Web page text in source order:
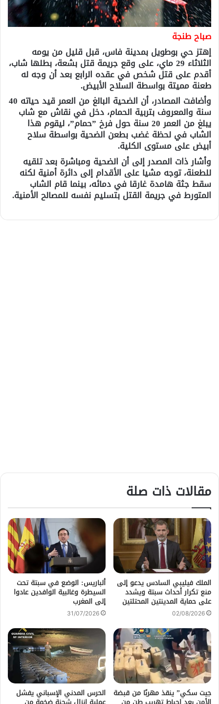
صباح طنجة
إهتز حي بوطويل بمدينة فاس، قبل قليل من يومه
الثلاثاء 29 ماي، على وقع جريمة قتل بشعة، بطلها شاب،
أقدم على قتل شخص في عقده الرابع بعد أن وجه له
طعنة مميتة بواسطة السلاح الأبيض.
وأضافت المصادر، أن الضحية البالغ من العمر قيد حياته 40
سنة والمعروف بتربية الحمام، دخل في نقاش مع شاب
يبلغ من العمر 20 سنة حول فرخ ”حمام”، ليقوم هذا
الشاب في لحظة غضب بطعن الضحية بواسطة سلاح
أبيض على مستوى الكلية.
وأشار ذات المصدر إلى أن الضحية ومباشرة بعد تلقيه
للطعنة، توجه مشيا على الأقدام إلى دائرة أمنية لكنه
سقط جثة هامدة غارقا في دمائه، بينما قام الشاب
المتورط في جريمة القتل بتسليم نفسه للمصالح الأمنية.
مقالات ذات صلة
الملك فيليبي السادس يدعو إلى
منع تكرار أحداث سبتة ويشدد
على حماية المدينتين المحتلتين
02/08/2026
ألباريس: الوضع في سبتة تحت
السيطرة وغالبية الوافدين عادوا
إلى المغرب
31/07/2026
جيت سكي” ينقذ مهربًا من قبضة الحرس المدني الإسباني يفشل